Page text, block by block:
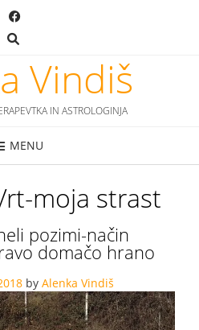
Vindiš
IN ASTROLOGINJA
MENU
moja strast
pozimi-način
domačo hrano
by Alenka Vindiš